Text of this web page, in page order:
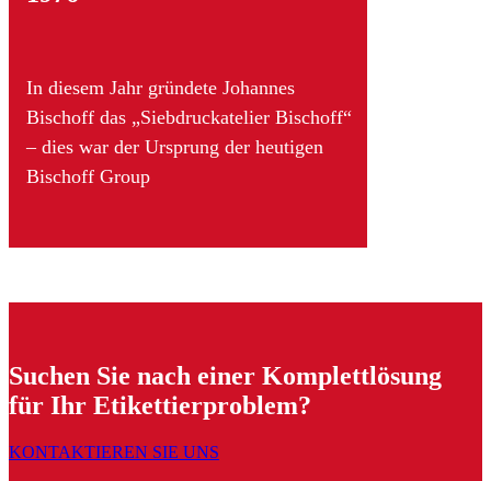
In diesem Jahr gründete Johannes
Bischoff das „Siebdruckatelier Bischoff“
– dies war der Ursprung der heutigen
Bischoff Group
Suchen Sie nach einer Komplettlösung
für Ihr Etikettierproblem?
KONTAKTIEREN SIE UNS